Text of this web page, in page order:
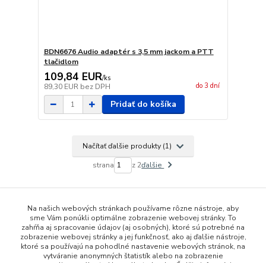
BDN6676 Audio adaptér s 3,5 mm jackom a PTT
tlačidlom
109,84 EUR/ks
89,30 EUR bez DPH do 3 dní
Pridať do košíka
Načítať ďalšie produkty (1)
strana z 2ďalšie
Na našich webových stránkach používame rôzne nástroje, aby
sme Vám ponúkli optimálne zobrazenie webovej stránky. To
zahŕňa aj spracovanie údajov (aj osobných), ktoré sú potrebné na
zobrazenie webovej stránky a jej funkčnosť, ako aj ďalšie nástroje,
ktoré sa používajú na pohodlné nastavenie webových stránok, na
vytváranie anonymných štatistík alebo na zobrazenie